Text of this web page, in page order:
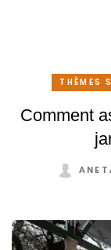
THÈMES
Comment